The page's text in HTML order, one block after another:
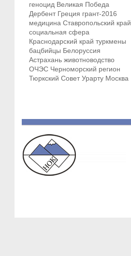
геноцид Великая Победа
Дербент Греция грант-2016
медицина Ставропольский край
социальная сфера
Краснодарский край туркмены
бацбийцы Белоруссия
Астрахань животноводство
ОЧЭС Черноморский регион
Тюркский Совет Урарту Москва